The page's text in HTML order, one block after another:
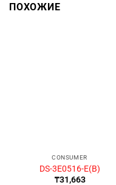
ПОХОЖИЕ
CONSUMER
DS-3E0516-E(B)
₸31,663